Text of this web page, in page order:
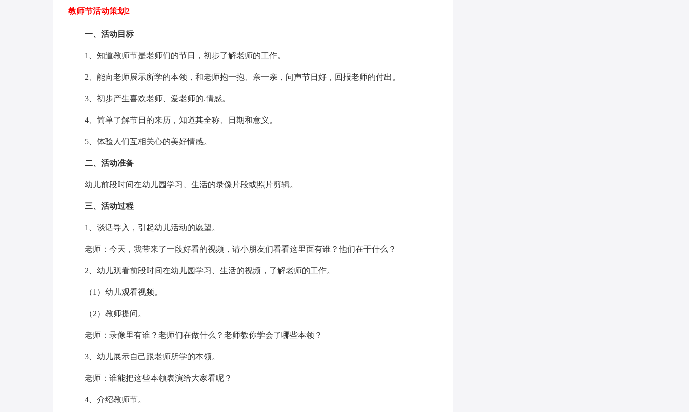
教师节活动策划2
一、活动目标
1、知道教师节是老师们的节日，初步了解老师的工作。
2、能向老师展示所学的本领，和老师抱一抱、亲一亲，问声节日好，回报老师的付出。
3、初步产生喜欢老师、爱老师的.情感。
4、简单了解节日的来历，知道其全称、日期和意义。
5、体验人们互相关心的美好情感。
二、活动准备
幼儿前段时间在幼儿园学习、生活的录像片段或照片剪辑。
三、活动过程
1、谈话导入，引起幼儿活动的愿望。
老师：今天，我带来了一段好看的视频，请小朋友们看看这里面有谁？他们在干什么？
2、幼儿观看前段时间在幼儿园学习、生活的视频，了解老师的工作。
（1）幼儿观看视频。
（2）教师提问。
老师：录像里有谁？老师们在做什么？老师教你学会了哪些本领？
3、幼儿展示自己跟老师所学的本领。
老师：谁能把这些本领表演给大家看呢？
4、介绍教师节。